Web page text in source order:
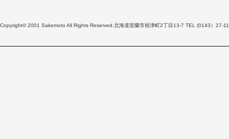
Copyright© 2001 Sakemoto All Rights Reserved.北海道室蘭市祝津町2丁目13-7 TEL (0143）27-